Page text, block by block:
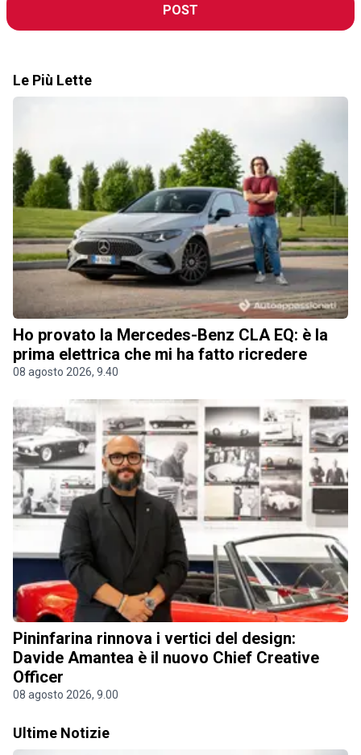
POST
Le Più Lette
Ho provato la Mercedes-Benz CLA EQ: è la
prima elettrica che mi ha fatto ricredere
08 agosto 2026, 9.40
Pininfarina rinnova i vertici del design:
Davide Amantea è il nuovo Chief Creative
Officer
08 agosto 2026, 9.00
Ultime Notizie